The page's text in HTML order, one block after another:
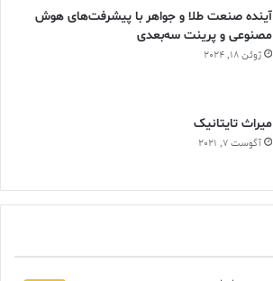
آینده صنعت طلا و جواهر با پیشرفت‌های هوش
مصنوعی و پرینت سه‌بعدی
ژوئن 18, 2024
ميراث تايتانيک
آگوست 7, 2021